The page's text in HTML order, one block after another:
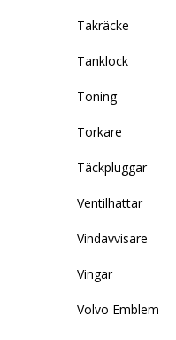
Takräcke
Tanklock
Toning
Torkare
Täckpluggar
Ventilhattar
Vindavvisare
Vingar
Volvo Emblem